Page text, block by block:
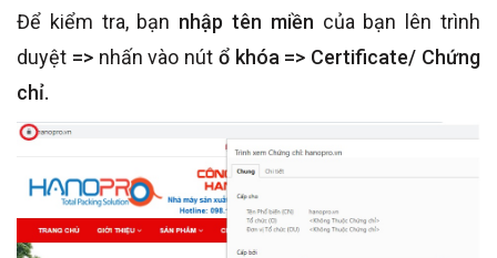
Để kiểm tra, bạn nhập tên miền của bạn lên trình
duyệt => nhấn vào nút ổ khóa => Certificate/ Chứng
chỉ.